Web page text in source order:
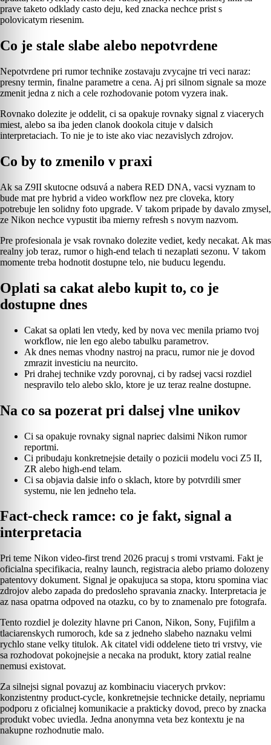
prave taketo odklady casto deju, ked znacka nechce prist s
polovicatym riesenim.
Co je stale slabe alebo nepotvrdene
Nepotvrdene pri rumor technike zostavaju zvycajne tri veci naraz:
presny termin, finalne parametre a cena. Aj pri silnom signale sa moze
zmenit jedna z nich a cele rozhodovanie potom vyzera inak.
Rovnako dolezite je oddelit, ci sa opakuje rovnaky signal z viacerych
miest, alebo sa iba jeden clanok dookola cituje v dalsich
interpretaciach. To nie je to iste ako viac nezavislych zdrojov.
Co by to zmenilo v praxi
Ak sa Z9II skutocne odsuvá a nabera RED DNA, vacsi vyznam to
bude mat pre hybrid a video workflow nez pre cloveka, ktory
potrebuje len solidny foto upgrade. V takom pripade by davalo zmysel,
ze Nikon nechce vypustit iba mierny refresh s novym nazvom.
Pre profesionala je vsak rovnako dolezite vediet, kedy necakat. Ak mas
realny job teraz, rumor o high-end telach ti nezaplati sezonu. V takom
momente treba hodnotit dostupne telo, nie buducu legendu.
Oplati sa cakat alebo kupit to, co je
dostupne dnes
Cakat sa oplati len vtedy, ked by nova vec menila priamo tvoj
workflow, nie len ego alebo tabulku parametrov.
Ak dnes nemas vhodny nastroj na pracu, rumor nie je dovod
zmrazit investiciu na neurcito.
Pri drahej technike vzdy porovnaj, ci by radsej vacsi rozdiel
nespravilo telo alebo sklo, ktore je uz teraz realne dostupne.
Na co sa pozerat pri dalsej vlne unikov
Ci sa opakuje rovnaky signal napriec dalsimi Nikon rumor
reportmi.
Ci pribudaju konkretnejsie detaily o pozicii modelu voci Z5 II,
ZR alebo high-end telam.
Ci sa objavia dalsie info o sklach, ktore by potvrdili smer
systemu, nie len jedneho tela.
Fact-check ramce: co je fakt, signal a
interpretacia
Pri teme Nikon video-first trend 2026 pracuj s tromi vrstvami. Fakt je
oficialna specifikacia, realny launch, registracia alebo priamo dolozeny
patentovy dokument. Signal je opakujuca sa stopa, ktoru spomina viac
zdrojov alebo zapada do predosleho spravania znacky. Interpretacia je
az nasa opatrna odpoved na otazku, co by to znamenalo pre fotografa.
Tento rozdiel je dolezity hlavne pri Canon, Nikon, Sony, Fujifilm a
tlaciarenskych rumoroch, kde sa z jedneho slabeho naznaku velmi
rychlo stane velky titulok. Ak citatel vidi oddelene tieto tri vrstvy, vie
sa rozhodovat pokojnejsie a necaka na produkt, ktory zatial realne
nemusi existovat.
Za silnejsi signal povazuj az kombinaciu viacerych prvkov:
konzistentny product-cycle, konkretnejsie technicke detaily, nepriamu
podporu z oficialnej komunikacie a prakticky dovod, preco by znacka
produkt vobec uviedla. Jedna anonymna veta bez kontextu je na
nakupne rozhodnutie malo.